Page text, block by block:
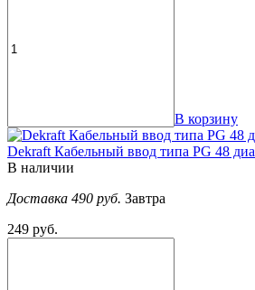
В корзину
Dekraft Кабельный ввод типа PG 48
В наличии
Доставка 490 руб. Завтра
249 руб.